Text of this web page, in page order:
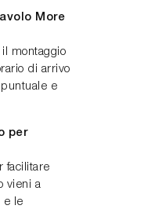
More
montaggio
di arrivo
e
per
facilitare
vieni a
e le